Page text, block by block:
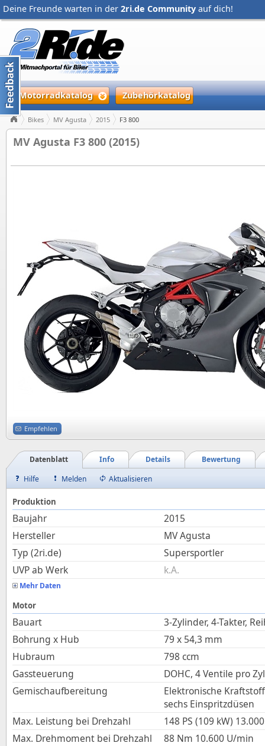
Deine Freunde warten in der 2ri.de Community auf dich!
Motorradkatalog Zubehörkatalog
Bikes MV Agusta 2015 F3 800
MV Agusta F3 800 (2015)
Empfehlen
Bewertung
Details
Info
Datenblatt
Hilfe
Melden Aktualisieren
Produktion
Baujahr
2015
Hersteller
MV Agusta
Typ (2ri.de)
Supersportler
UVP ab Werk
k.A.
Mehr Daten
Motor
Bauart
3-Zylinder, 4-Takter,
Bohrung x Hub
79 x 54,3 mm
Hubraum
798 ccm
Gassteuerung
DOHC, 4 Ventile pro
Gemischaufbereitung
Elektronische
sechs Einspritzdüsen
Max. Leistung bei Drehzahl
148 PS (109 kW) 13.000
Max. Drehmoment bei Drehzahl
88 Nm 10.600 U/min